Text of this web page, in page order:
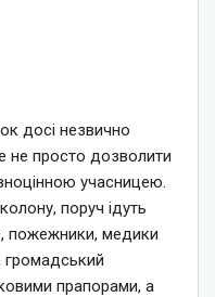
досі незвично
не просто дозволити
учасницею.
поруч ідуть
пожежники, медики
громадський
прапорами, а